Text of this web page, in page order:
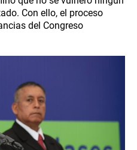
Con ello, el proceso
del Congreso